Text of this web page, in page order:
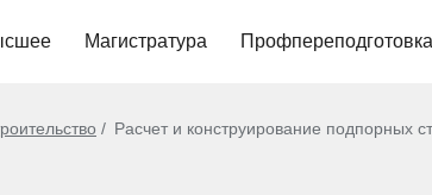
Магистратура Профпереподготовка
Расчет и конструирование подпорных